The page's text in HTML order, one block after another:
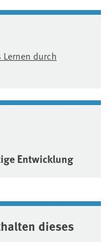
durch
Entwicklung
dieses